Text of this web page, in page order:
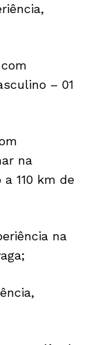
– 01
na
110 km de
na